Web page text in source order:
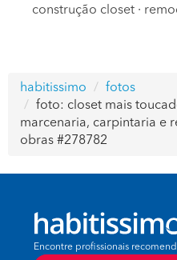
construção closet ·
habitissimo
fotos
foto: closet mais
marcenaria, carpintaria e
obras #278782
Encontre profissionais